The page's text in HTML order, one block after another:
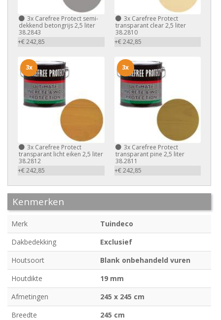
3x Carefree Protect semi-
dekkend betongrijs 2,5 liter
38.2843
+€ 242,85
3xCarefree Protect
transparant clear 2,5 liter
38.2810
+€ 242,85
3x Carefree Protect
transparant licht eiken 2,5 liter
38.2812
+€ 242,85
3x
3xCarefree Protect
transparant pine 2,5 liter
38.2811
+€ 242,85
3x
Kenmerken
Merk
Tuindeco
Dakbedekking
Exclusief
Houtsoort
Blank onbehandeld vuren
Houtdikte
19 mm
Afmetingen
245 x 245 cm
Breedte
245 cm